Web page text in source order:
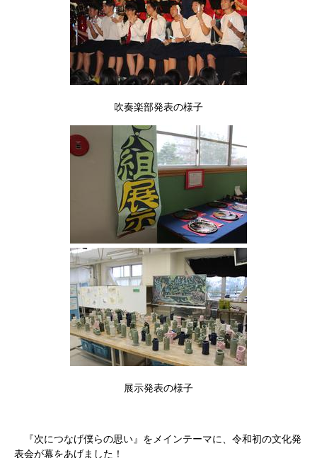
吹奏楽部発表の様子
展示発表の様子
『次につなげ僕らの思い』をメインテーマに、令和初の文化発
表会が幕をあげました！